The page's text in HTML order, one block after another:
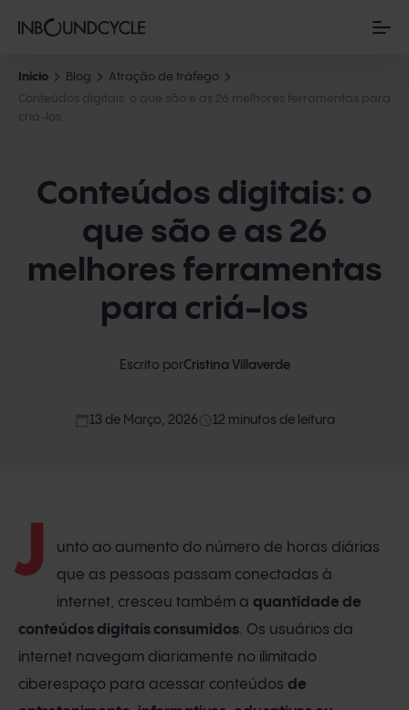
Início Blog
Atração de tráfego
Conteúdos digitais: o que são e as 26 melhores ferramentas para
criá-los
Conteúdos digitais: o
que são e as 26
melhores ferramentas
para criá-los
Escrito porCristina Villaverde
access_time 12 minutos de leitura
13 de Março, 2026
J
unto ao aumento do número de horas diárias
que as pessoas passam conectadas à
internet, cresceu também a quantidade de
conteúdos digitais consumidos. Os usuários da
internet navegam diariamente no ilimitado
ciberespaço para acessar conteúdos de